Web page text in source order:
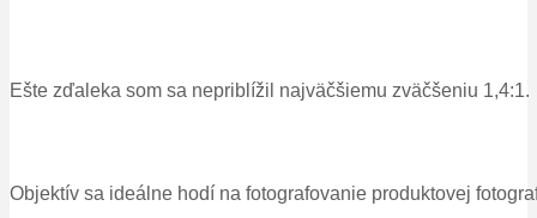
Ešte zďaleka som sa nepriblížil najväčšiemu zväčšeniu 1,4:1.
Objektív sa ideálne hodí na fotografovanie produktovej